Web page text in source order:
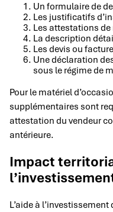
Un formulaire de
Les justificatifs
Les attestations
La description
Les devis ou
Une déclaration
sous le régime de
Pour le matériel
supplémentaires sont
attestation du vendeur
antérieure.
Impact
L’aide à